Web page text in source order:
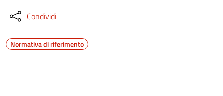
Condividi
Normativa di riferimento